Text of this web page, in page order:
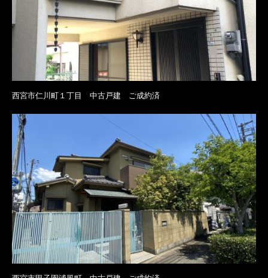
西宮市仁川町１丁目 中古戸建 ご成約済